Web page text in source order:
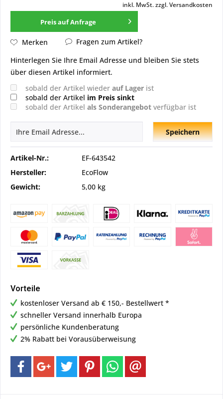
inkl. MwSt.zzgl. Versandkosten
Preis auf Anfrage
Merken
Fragen zum Artikel?
Hinterlegen Sie Ihre Email Adresse und bleiben Sie stets
über diesen Artikel informiert.
sobald der Artikel wieder auf Lager ist
sobald der Artikel im Preis sinkt
sobald der Artikel als Sonderangebot verfügbar ist
Speichern
Artikel-Nr.:
EF-643542
Hersteller:
EcoFlow
Gewicht:
5,00 kg
Vorteile
kostenloser Versand ab € 150,- Bestellwert *
schneller Versand innerhalb Europa
persönliche Kundenberatung
2% Rabatt bei Vorausüberweisung